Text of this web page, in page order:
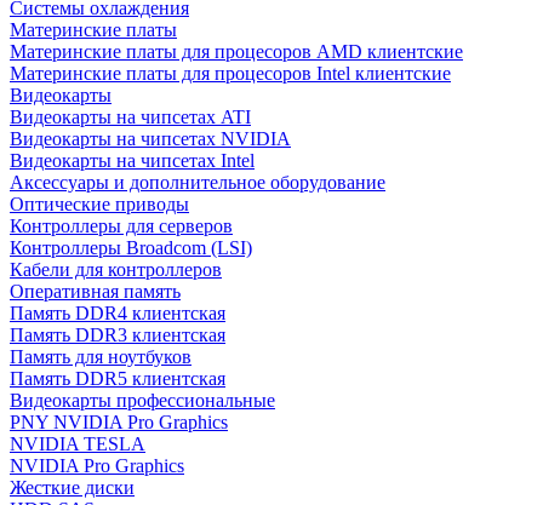
Системы охлаждения
Материнские платы
Материнские платы для процесоров AMD клиентские
Материнские платы для процесоров Intel клиентские
Видеокарты
Видеокарты на чипсетах ATI
Видеокарты на чипсетах NVIDIA
Видеокарты на чипсетах Intel
Аксессуары и дополнительное оборудование
Оптические приводы
Контроллеры для серверов
Контроллеры Broadcom (LSI)
Кабели для контроллеров
Оперативная память
Память DDR4 клиентская
Память DDR3 клиентская
Память для ноутбуков
Память DDR5 клиентская
Видеокарты профессиональные
PNY NVIDIA Pro Graphics
NVIDIA TESLA
NVIDIA Pro Graphics
Жесткие диски